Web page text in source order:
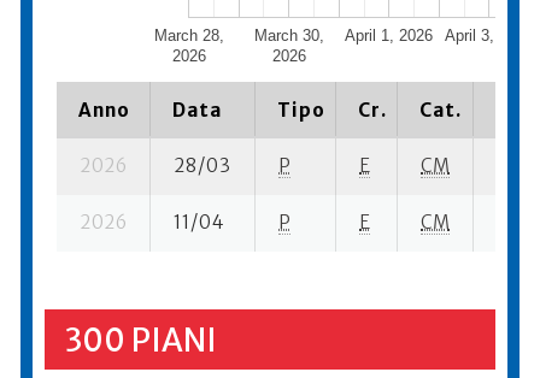
March 28,
2026
March 30,
2026
April 1, 2026 April 3, 2026
Anno Data Tipo Cr. Cat.
2026 28/03 P E CM
2026 11/04 P E CM
300 PIANI